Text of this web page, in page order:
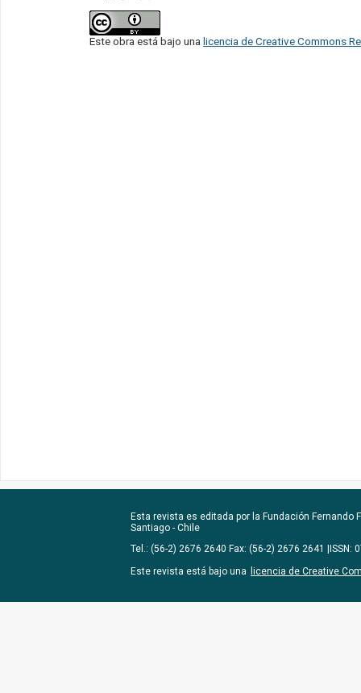
Este obra está bajo una licencia de Creative Commons
Esta revista es editada por la Fundación Fernando
Santiago - Chile
Tel.: (56-2) 2676 2640 Fax: (56-2) 2676 2641 |ISSN:
Este revista está bajo una
licencia de Creative